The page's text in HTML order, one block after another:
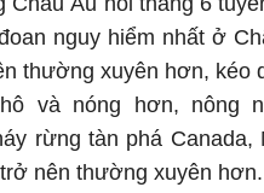
nguy hiểm nhất ở
thường xuyên hơn, kéo
và nóng hơn, nông
rừng tàn phá
nên thường xuyên hơn.